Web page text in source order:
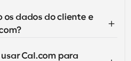
os dados do cliente e
Cal.com para